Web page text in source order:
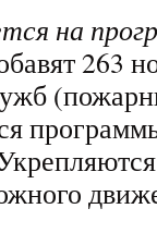
на
263